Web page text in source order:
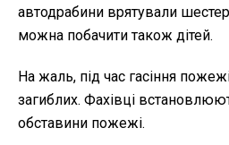
автодрабини врятували
можна побачити також дітей.
На жаль, під час гасіння
загиблих. Фахівці
обставини пожежі.